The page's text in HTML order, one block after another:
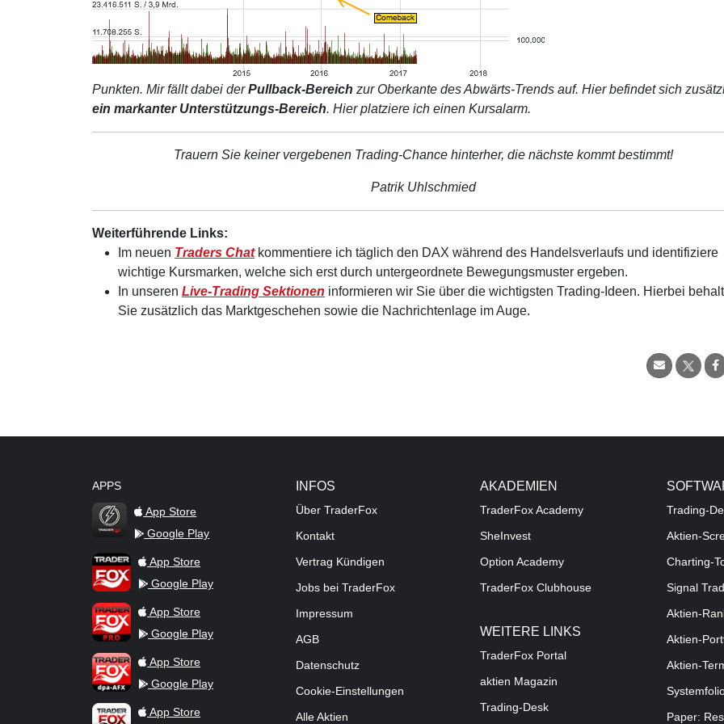
Punkten. Mir fällt dabei derPullback-Bereich zur Oberkante des Abwärts-Trends auf. Hier befindet sich
ein markanter Unterstützungs-Bereich. Hier platziere ich einen Kursalarm.
Trauern Sie keiner vergebenen Trading-Chance hinterher, die nächste kommt bestimmt!
Patrik Uhlschmied
Weiterführende Links:
Im neuen Traders Chatkommentiere ich täglich den DAX während des Handelsverlaufs und identifiziere
wichtige Kursmarken, welche sich erst durch untergeordnete Bewegungsmuster ergeben.
In unseren Live-Trading Sektionen informieren wir Sie über die wichtigsten Trading-Ideen. Hierbei
Sie zusätzlich das Marktgeschehen sowie die Nachrichtenlage im Auge.
APPS
TraderFox Flash
App Store
Google Play
TraderFox AppApp Store
Google Play
TraderFox ProApp Store
Google Play
TraderFox dpa-AFX ProFeed
App Store
Google Play
TraderFox Live Trading
App Store
INFOS
Über TraderFox
Kontakt
Vertrag Kündigen
Jobs bei TraderFox
Impressum
AGB
Datenschutz
Cookie-Einstellungen
Alle Aktien
AKADEMIEN
TraderFox Academy
SheInvest
Option Academy
TraderFox Clubhouse
WEITERE LINKS
TraderFox Portal
aktien Magazin
Trading-Desk
Trading-
Aktien-
Charting-
Signal
Aktien-
Aktien-
Aktien-
Paper: